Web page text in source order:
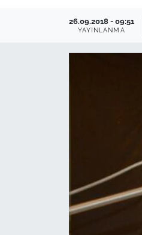
26.09.2018 - 09:51
YAYINLANMA